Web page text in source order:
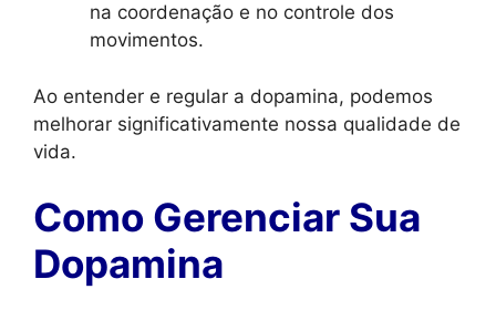
na coordenação e no controle dos
movimentos.
Ao entender e regular a dopamina, podemos
melhorar significativamente nossa qualidade de
vida.
Como Gerenciar Sua
Dopamina